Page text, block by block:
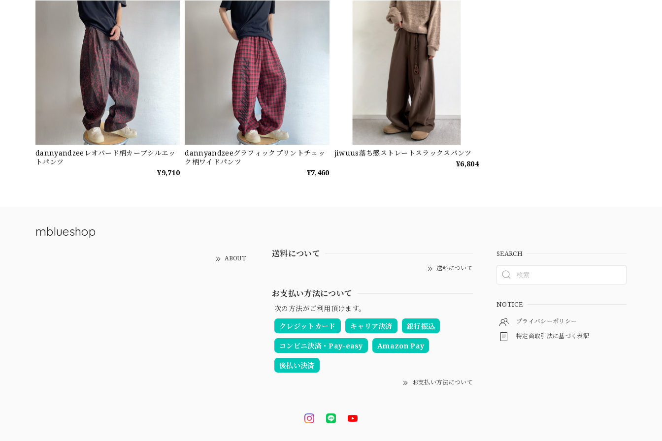
dannyandzeeレオパード柄カーブシルエッ
トパンツ
¥9,710
dannyandzeeグラフィックプリントチェッ
ク柄ワイドパンツ
¥7,460
jiwuus落ち感ストレートスラックスパンツ
¥6,804
mblueshop
ABOUT 送料について
送料について
お支払い方法について
次の方法がご利用頂けます。
クレジットカード
キャリア決済 銀行振込
コンビニ決済・Pay-easy Amazon Pay
後払い決済
お支払い方法について
SEARCH
NOTICE
プライバシーポリシー
特定商取引法に基づく表記